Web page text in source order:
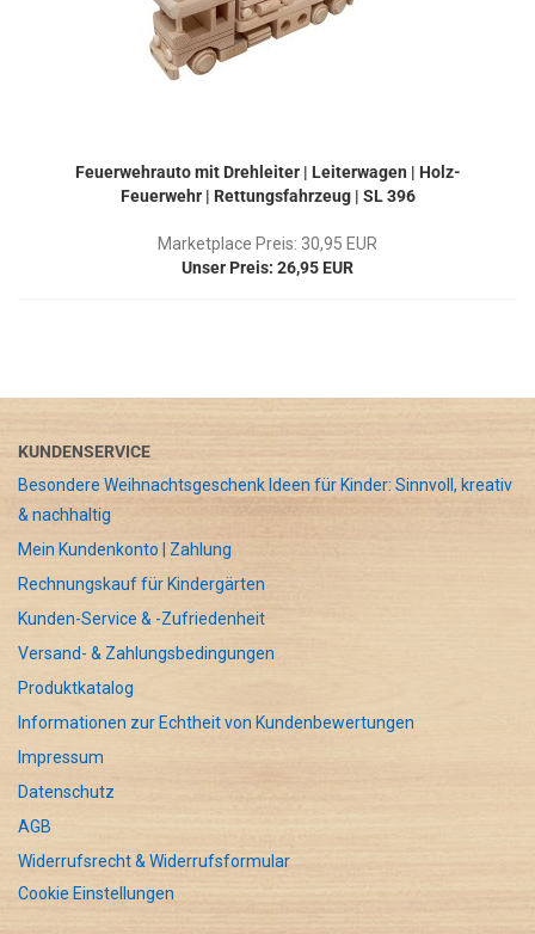
Feuerwehrauto mit Drehleiter | Leiterwagen | Holz-
Feuerwehr | Rettungsfahrzeug | SL 396
Marketplace Preis: 30,95 EUR
Unser Preis: 26,95 EUR
KUNDENSERVICE
Besondere Weihnachtsgeschenk Ideen für Kinder: Sinnvoll, kreativ
& nachhaltig
Mein Kundenkonto | Zahlung
Rechnungskauf für Kindergärten
Kunden-Service & -Zufriedenheit
Versand- & Zahlungsbedingungen
Produktkatalog
Informationen zur Echtheit von Kundenbewertungen
Impressum
Datenschutz
AGB
Widerrufsrecht & Widerrufsformular
Cookie Einstellungen